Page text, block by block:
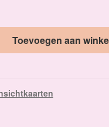
Toevoegen aan